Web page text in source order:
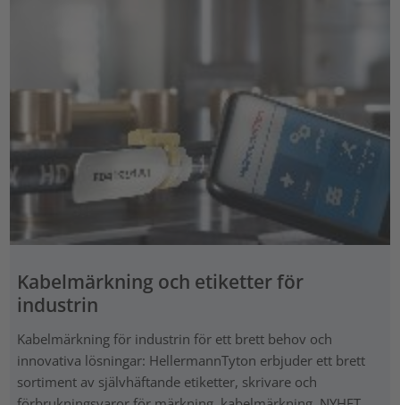
Kabelmärkning och etiketter för
industrin
Kabelmärkning för industrin för ett brett behov och
innovativa lösningar: HellermannTyton erbjuder ett brett
sortiment av självhäftande etiketter, skrivare och